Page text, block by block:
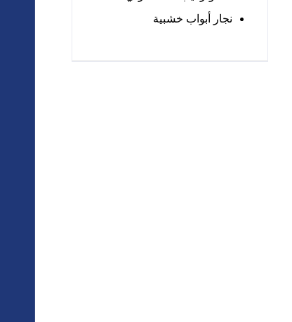
نجار أبواب خشبية